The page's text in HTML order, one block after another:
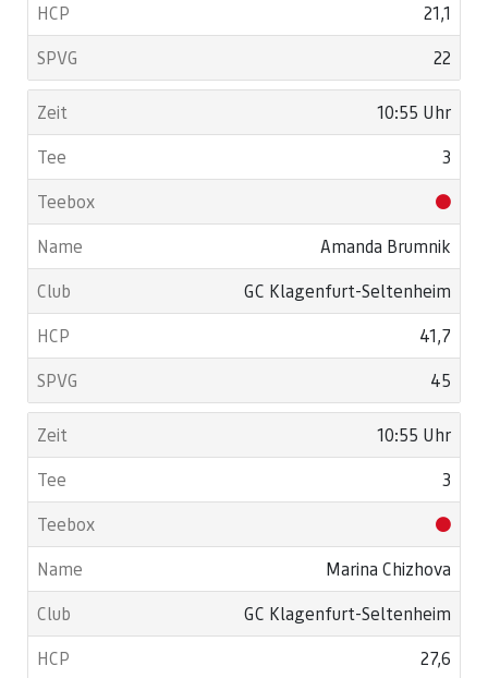
21,1
22
10:55 Uhr
3
Amanda Brumnik
GC Klagenfurt-Seltenheim
41,7
45
10:55 Uhr
3
Marina Chizhova
GC Klagenfurt-Seltenheim
27,6